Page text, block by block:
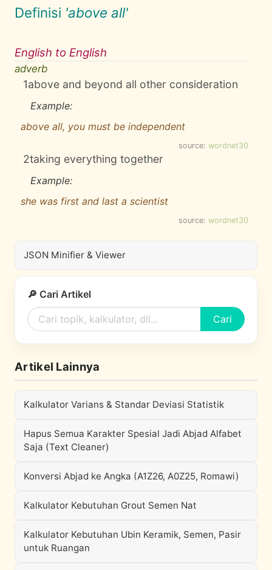
Definisi 'above all'
English to English
adverb
1above and beyond all other consideration
Example:
above all, you must be independent
source: wordnet30
2taking everything together
Example:
she was first and last a scientist
source: wordnet30
JSON Minifier & Viewer
🔎 Cari Artikel
Cari
Artikel Lainnya
Kalkulator Varians & Standar Deviasi Statistik
Hapus Semua Karakter Spesial Jadi Abjad Alfabet
Saja (Text Cleaner)
Konversi Abjad ke Angka (A1Z26, A0Z25, Romawi)
Kalkulator Kebutuhan Grout Semen Nat
Kalkulator Kebutuhan Ubin Keramik, Semen, Pasir
untuk Ruangan